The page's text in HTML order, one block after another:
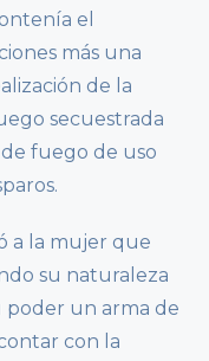
el
más una
de la
secuestrada
fuego de uso
a la mujer que
su naturaleza
un arma de
con la